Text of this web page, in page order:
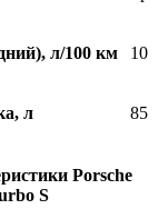
л/100 км 10
л 85
Porsche
S